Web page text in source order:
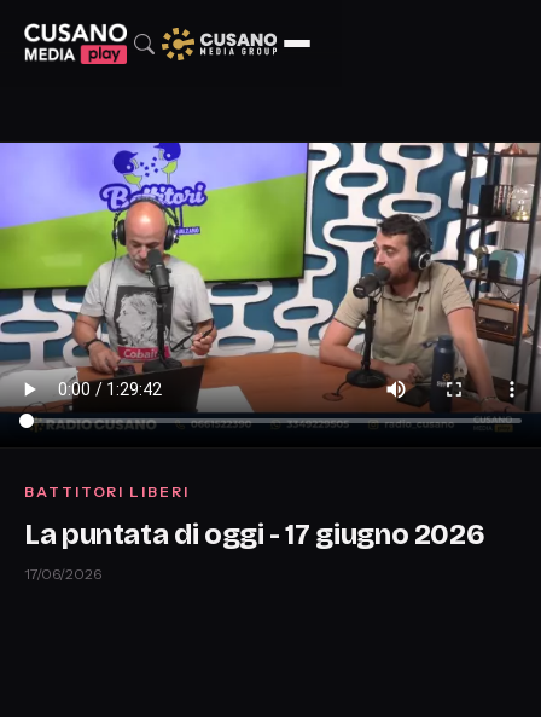
BATTITORI LIBERI
La puntata di oggi - 17 giugno 2026
17/06/2026